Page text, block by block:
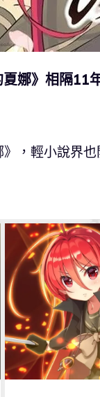
娜》相隔11
，輕小說界也